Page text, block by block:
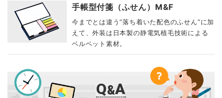
手帳型付箋（ふせん）M&F
今までとは違う“落ち着いた配色のふせん”に加
えて、外装は日本製の静電気植毛技術による
ベルベット素材。
Q&A